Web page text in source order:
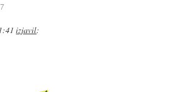
izjavil: